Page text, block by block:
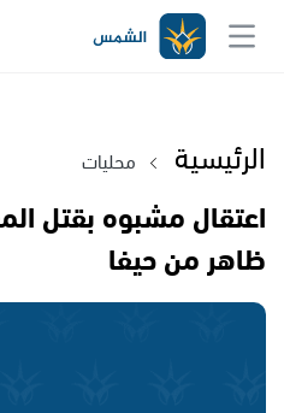
الرئيسية محليات
اعتقال مشبوه بقتل
ظاهر من حيفا